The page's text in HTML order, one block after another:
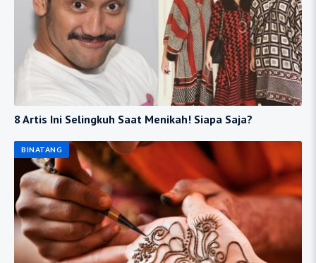
8 Artis Ini Selingkuh Saat Menikah! Siapa Saja?
BINATANG